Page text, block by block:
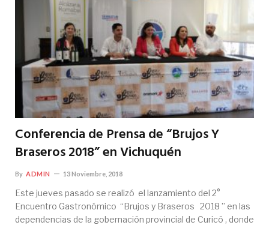
Conferencia de Prensa de “Brujos Y
Braseros 2018” en Vichuquén
By ADMIN 13 Noviembre, 2018
Este jueves pasado se realizó el lanzamiento del 2°
Encuentro Gastronómico “Brujos y Braseros 2018 ” en las
dependencias de la gobernación provincial de Curicó , donde